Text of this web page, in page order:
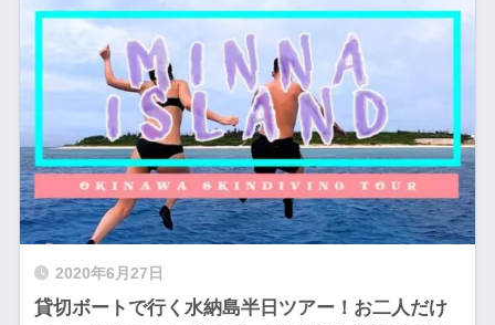
2020年6月27日
貸切ボートで行く水納島半日ツアー！お二人だけ